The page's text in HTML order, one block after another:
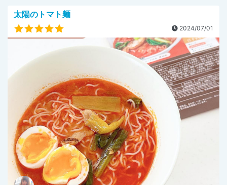
太陽のトマト麺
2024/07/01